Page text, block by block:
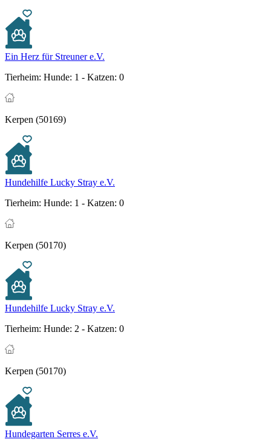
Ein Herz für Streuner e.V.
Tierheim: Hunde: 1 - Katzen: 0
Kerpen (50169)
Hundehilfe Lucky Stray e.V.
Tierheim: Hunde: 1 - Katzen: 0
Kerpen (50170)
Hundehilfe Lucky Stray e.V.
Tierheim: Hunde: 2 - Katzen: 0
Kerpen (50170)
Hundegarten Serres e.V.